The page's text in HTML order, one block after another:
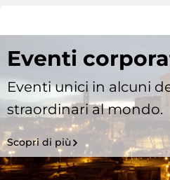
Eventi
Eventi unici in alcuni
straordinari al mondo.
Scopri di più